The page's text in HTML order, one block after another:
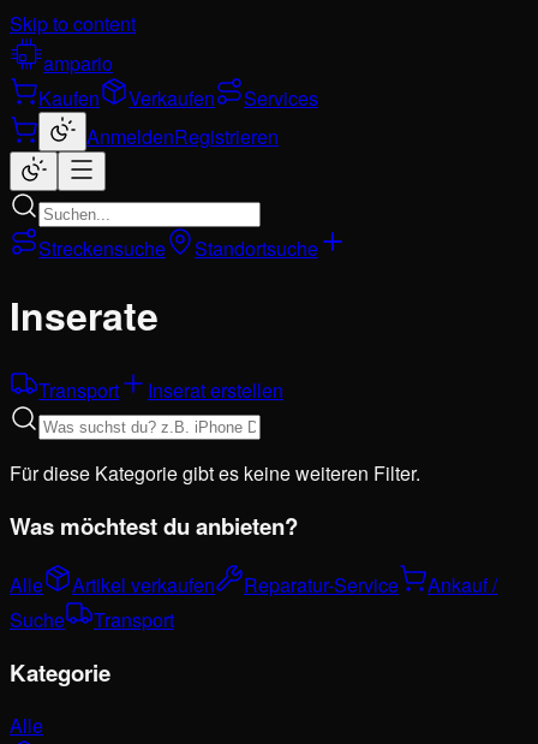
Skip to content
ampario
Kaufen
Verkaufen
Services
AnmeldenRegistrieren
Streckensuche Standortsuche
Inserate
Transport Inserat erstellen
Für diese Kategorie gibt es keine weiteren Filter.
Was möchtest du anbieten?
Alle Artikel verkaufen Reparatur-Service
Ankauf /
Suche
Transport
Kategorie
Alle